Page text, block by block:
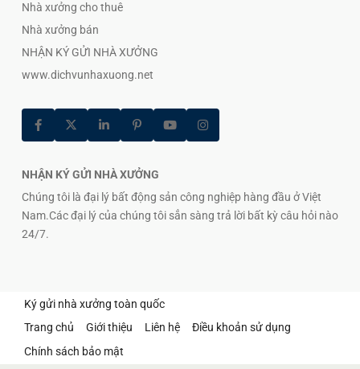
Nhà xưởng cho thuê
Nhà xưởng bán
NHẬN KÝ GỬI NHÀ XƯỞNG
www.dichvunhaxuong.net
NHẬN KÝ GỬI NHÀ XƯỞNG
Chúng tôi là đại lý bất động sản công nghiệp hàng đầu ở Việt
Nam.Các đại lý của chúng tôi sẳn sàng trả lời bất kỳ câu hỏi nào
24/7.
Ký gửi nhà xưởng toàn quốc
Trang chủ
Giới thiệu Liên hệ
Điều khoản sử dụng
Chính sách bảo mật